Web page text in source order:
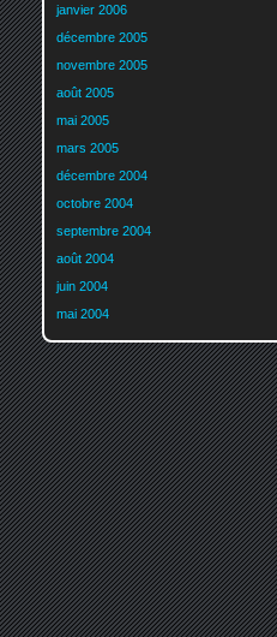
janvier 2006
décembre 2005
novembre 2005
août 2005
mai 2005
mars 2005
décembre 2004
octobre 2004
septembre 2004
août 2004
juin 2004
mai 2004